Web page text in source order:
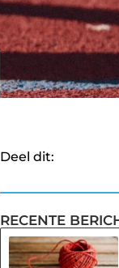
Deel dit:
RECENTE